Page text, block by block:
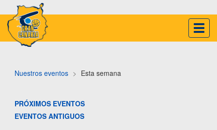
Nuestros eventos Esta semana
PRÓXIMOS EVENTOS
EVENTOS ANTIGUOS